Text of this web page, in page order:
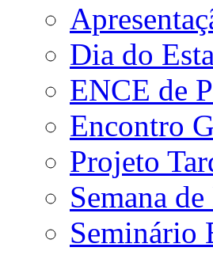
Dia do
ENCE de
Encontro
Projeto
Semana
Seminário